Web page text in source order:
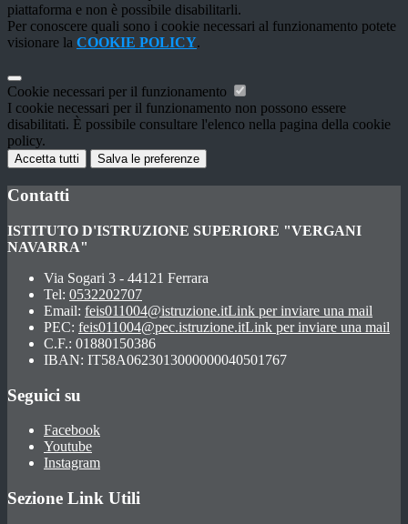
piattaforma e non è possibile disabilitarli.
Per conoscere quali sono i cookie necessari al funzionamento potete
visionare la COOKIE POLICY.
Cookie necessari per il funzionamento
I cookie necessari per il funzionamento non possono essere
disabilitati. È possibile consultare l'elenco nella pagina della cookie
policy.
Accetta tutti Salva le preferenze
Contatti
ISTITUTO D'ISTRUZIONE SUPERIORE "VERGANI
NAVARRA"
Via Sogari 3 - 44121 Ferrara
Tel: 0532202707
Email: feis011004@istruzione.itLink per inviare una mail
PEC: feis011004@pec.istruzione.itLink per inviare una mail
C.F.: 01880150386
IBAN: IT58A0623013000000040501767
Seguici su
Facebook
Youtube
Instagram
Sezione Link Utili